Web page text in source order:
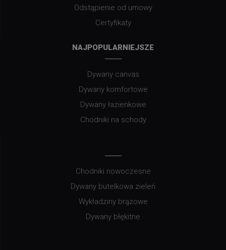
Odstąpienie od umowy
Certyfikaty
NAJPOPULARNIEJSZE
Dywany canvas
Dywany komfortowe
Dywany łazienkowe
Chodniki na schody
Chodniki nowoczesne
Dywany butelkowa zieleń
Wykładziny brązowe
Dywany błękitne